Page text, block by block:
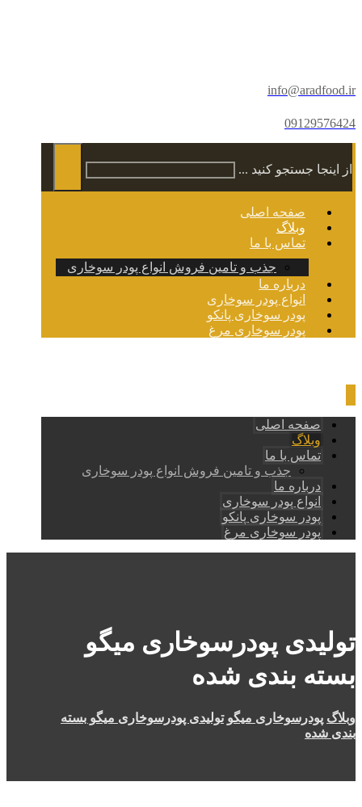
info@aradfood.ir
09129576424
از اینجا جستجو کنید ...
صفحه اصلی
وبلاگ
تماس با ما
جذب و تامین فروش انواع پودر سوخاری
درباره ما
انواع پودر سوخاری
پودر سوخاری پانکو
پودر سوخاری مرغ
صفحه اصلی
وبلاگ
تماس با ما
جذب و تامین فروش انواع پودر سوخاری
درباره ما
انواع پودر سوخاری
پودر سوخاری پانکو
پودر سوخاری مرغ
تولیدی پودرسوخاری میگو
بسته بندی شده
وبلاگ پودرسوخاری میگو تولیدی پودرسوخاری میگو بسته
بندی شده